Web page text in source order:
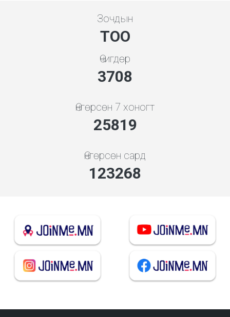
Зочдын
ТОО
Өчигдөр
3994
Өнгөрсөн 7 хоногт
27805
Өнгөрсөн сард
132750